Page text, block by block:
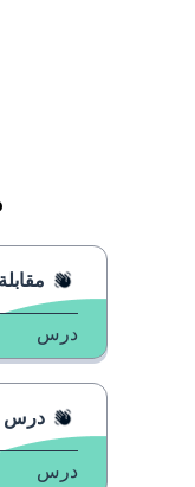
درس
درس
درس